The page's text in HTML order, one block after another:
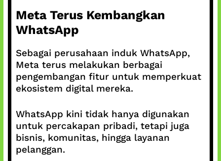
Meta Terus Kembangkan
WhatsApp
Sebagai perusahaan induk WhatsApp,
Meta terus melakukan berbagai
pengembangan fitur untuk memperkuat
ekosistem digital mereka.
WhatsApp kini tidak hanya digunakan
untuk percakapan pribadi, tetapi juga
bisnis, komunitas, hingga layanan
pelanggan.